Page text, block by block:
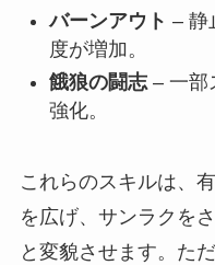
バーンアウト – 静
度が増加。
餓狼の闘志– 一部
強化。
これらのスキルは、
を広げ、サンラクを
と変貌させます。た